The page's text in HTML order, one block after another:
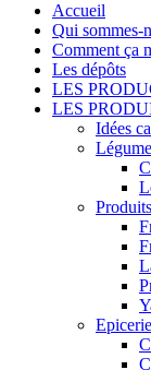
Accueil
Qui sommes-
Comment ça
Les dépôts
LES
LES
Idées
Epicerie